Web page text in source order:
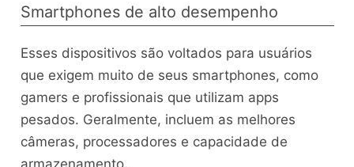
Smartphones de alto desempenho
Esses dispositivos são voltados para usuários
que exigem muito de seus smartphones, como
gamers e profissionais que utilizam apps
pesados. Geralmente, incluem as melhores
câmeras, processadores e capacidade de